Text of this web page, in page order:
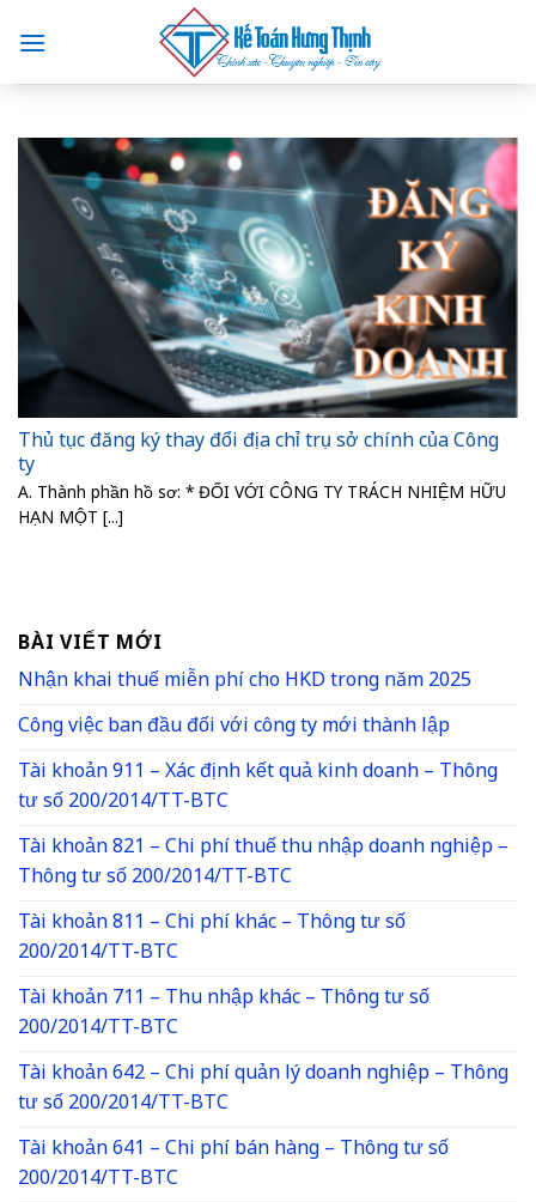
content
Thủ tục đăng ký thay đổi địa chỉ trụ sở chính của Công
ty
A. Thành phần hồ sơ: * ĐỐI VỚI CÔNG TY TRÁCH NHIỆM HỮU
HẠN MỘT [...]
BÀI VIẾT MỚI
Nhận khai thuế miễn phí cho HKD trong năm 2025
Công việc ban đầu đối với công ty mới thành lập
Tài khoản 911 – Xác định kết quả kinh doanh – Thông
tư số 200/2014/TT-BTC
Tài khoản 821 – Chi phí thuế thu nhập doanh nghiệp –
Thông tư số 200/2014/TT-BTC
Tài khoản 811 – Chi phí khác – Thông tư số
200/2014/TT-BTC
Tài khoản 711 – Thu nhập khác – Thông tư số
200/2014/TT-BTC
Tài khoản 642 – Chi phí quản lý doanh nghiệp – Thông
tư số 200/2014/TT-BTC
Tài khoản 641 – Chi phí bán hàng – Thông tư số
200/2014/TT-BTC